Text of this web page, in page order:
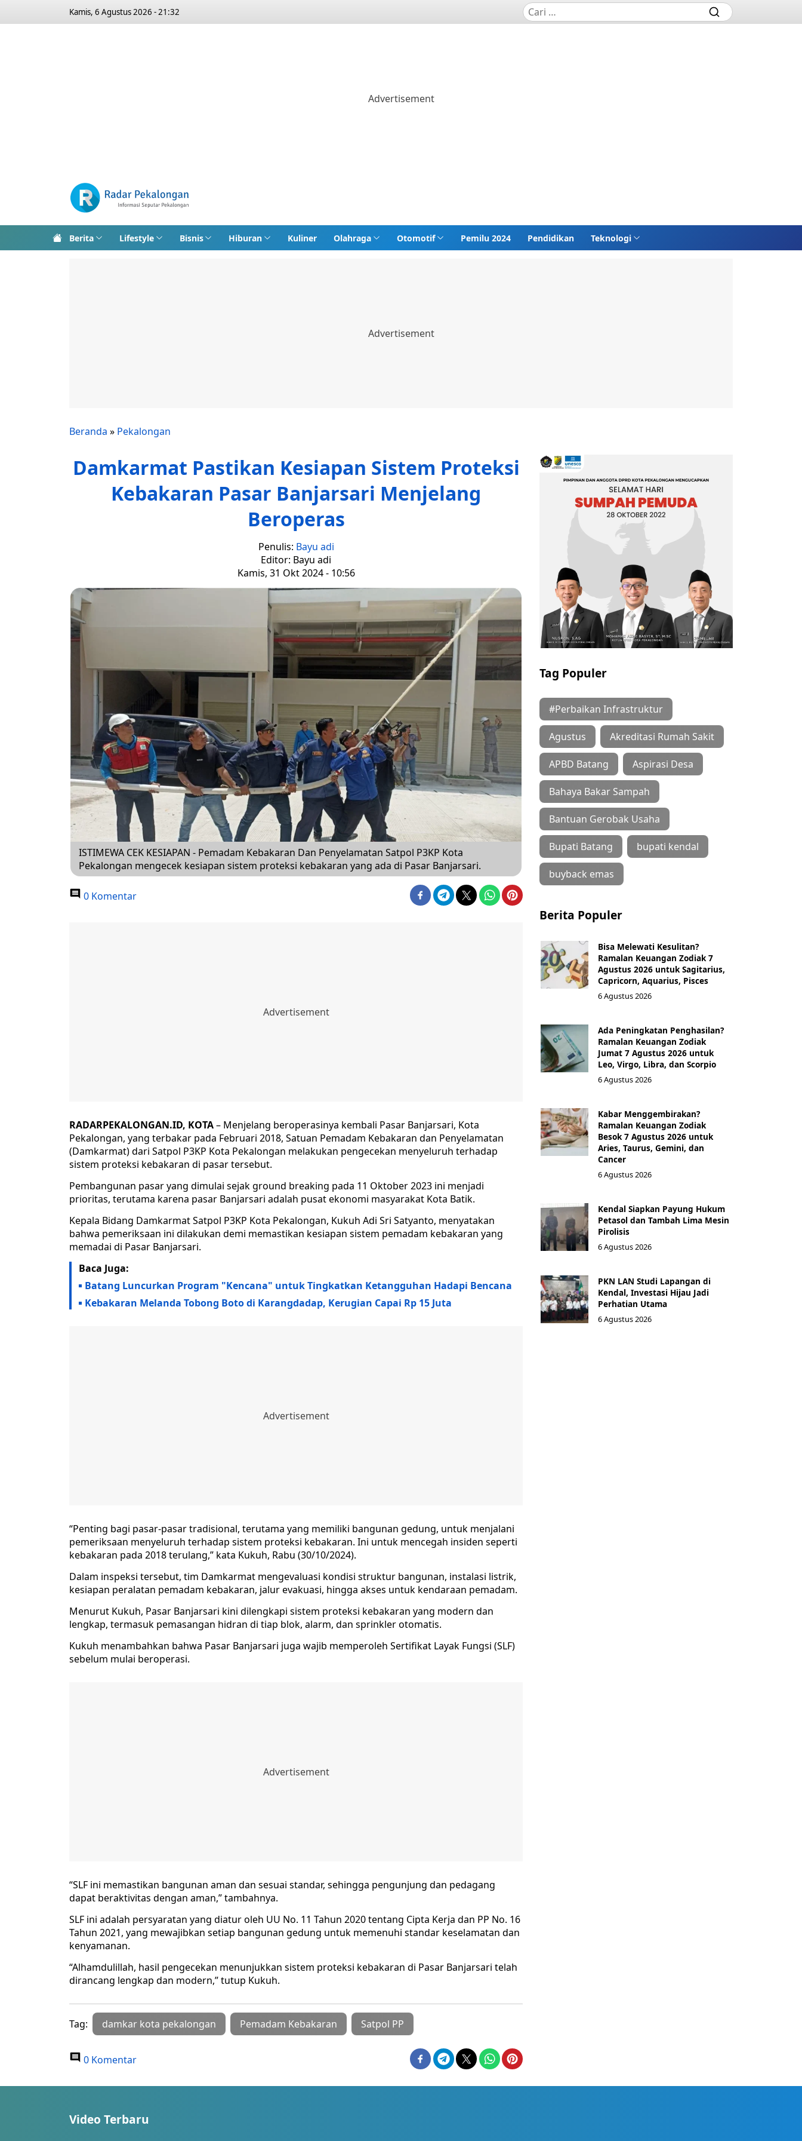
Kamis, 6 Agustus 2026 - 21:32
Berita Lifestyle Bisnis Hiburan Kuliner Olahraga Otomotif Pemilu 2024 Pendidikan Teknologi
Beranda » Pekalongan
Damkarmat Pastikan Kesiapan Sistem Proteksi
Kebakaran Pasar Banjarsari Menjelang
Beroperas
Penulis: Bayu adi
Editor: Bayu adi
Kamis, 31 Okt 2024 - 10:56
ISTIMEWA CEK KESIAPAN - Pemadam Kebakaran Dan Penyelamatan Satpol P3KP Kota
Pekalongan mengecek kesiapan sistem proteksi kebakaran yang ada di Pasar Banjarsari.
0 Komentar
RADARPEKALONGAN.ID, KOTA– Menjelang beroperasinya kembali Pasar Banjarsari, Kota
Pekalongan, yang terbakar pada Februari 2018, Satuan Pemadam Kebakaran dan Penyelamatan
(Damkarmat) dari Satpol P3KP Kota Pekalongan melakukan pengecekan menyeluruh terhadap
sistem proteksi kebakaran di pasar tersebut.
Pembangunan pasar yang dimulai sejak ground breaking pada 11 Oktober 2023 ini menjadi
prioritas, terutama karena pasar Banjarsari adalah pusat ekonomi masyarakat Kota Batik.
Kepala Bidang Damkarmat Satpol P3KP Kota Pekalongan, Kukuh Adi Sri Satyanto, menyatakan
bahwa pemeriksaan ini dilakukan demi memastikan kesiapan sistem pemadam kebakaran yang
memadai di Pasar Banjarsari.
Baca Juga:
Batang Luncurkan Program "Kencana" untuk Tingkatkan Ketangguhan Hadapi Bencana
Kebakaran Melanda Tobong Boto di Karangdadap, Kerugian Capai Rp 15 Juta
“Penting bagi pasar-pasar tradisional, terutama yang memiliki bangunan gedung, untuk menjalani
pemeriksaan menyeluruh terhadap sistem proteksi kebakaran. Ini untuk mencegah insiden seperti
kebakaran pada 2018 terulang,” kata Kukuh, Rabu (30/10/2024).
Dalam inspeksi tersebut, tim Damkarmat mengevaluasi kondisi struktur bangunan, instalasi listrik,
kesiapan peralatan pemadam kebakaran, jalur evakuasi, hingga akses untuk kendaraan pemadam.
Menurut Kukuh, Pasar Banjarsari kini dilengkapi sistem proteksi kebakaran yang modern dan
lengkap, termasuk pemasangan hidran di tiap blok, alarm, dan sprinkler otomatis.
Kukuh menambahkan bahwa Pasar Banjarsari juga wajib memperoleh Sertifikat Layak Fungsi (SLF)
sebelum mulai beroperasi.
“SLF ini memastikan bangunan aman dan sesuai standar, sehingga pengunjung dan pedagang
dapat beraktivitas dengan aman,” tambahnya.
SLF ini adalah persyaratan yang diatur oleh UU No. 11 Tahun 2020 tentang Cipta Kerja dan PP No. 16
Tahun 2021, yang mewajibkan setiap bangunan gedung untuk memenuhi standar keselamatan dan
kenyamanan.
“Alhamdulillah, hasil pengecekan menunjukkan sistem proteksi kebakaran di Pasar Banjarsari telah
dirancang lengkap dan modern,” tutup Kukuh.
Tag: damkar kota pekalongan Pemadam Kebakaran Satpol PP
0 Komentar
Tag Populer
#Perbaikan Infrastruktur
Agustus Akreditasi Rumah Sakit
APBD Batang Aspirasi Desa
Bahaya Bakar Sampah
Bantuan Gerobak Usaha
Bupati Batang bupati kendal
buyback emas
Berita Populer
Bisa Melewati Kesulitan?
Ramalan Keuangan Zodiak 7
Agustus 2026 untuk Sagitarius,
Capricorn, Aquarius, Pisces
6 Agustus 2026
Ada Peningkatan Penghasilan?
Ramalan Keuangan Zodiak
Jumat 7 Agustus 2026 untuk
Leo, Virgo, Libra, dan Scorpio
6 Agustus 2026
Kabar Menggembirakan?
Ramalan Keuangan Zodiak
Besok 7 Agustus 2026 untuk
Aries, Taurus, Gemini, dan
Cancer
6 Agustus 2026
Kendal Siapkan Payung Hukum
Petasol dan Tambah Lima Mesin
Pirolisis
6 Agustus 2026
PKN LAN Studi Lapangan di
Kendal, Investasi Hijau Jadi
Perhatian Utama
6 Agustus 2026
Video Terbaru